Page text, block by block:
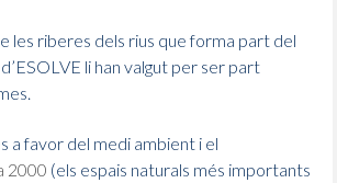
les riberes dels rius que forma part del
li han valgut per ser part
a favor del medi ambient i el
2000 (els espais naturals més importants